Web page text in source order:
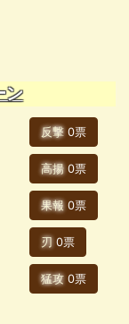
ン
反撃 0票
高揚 0票
果報 0票
刃 0票
猛攻 0票